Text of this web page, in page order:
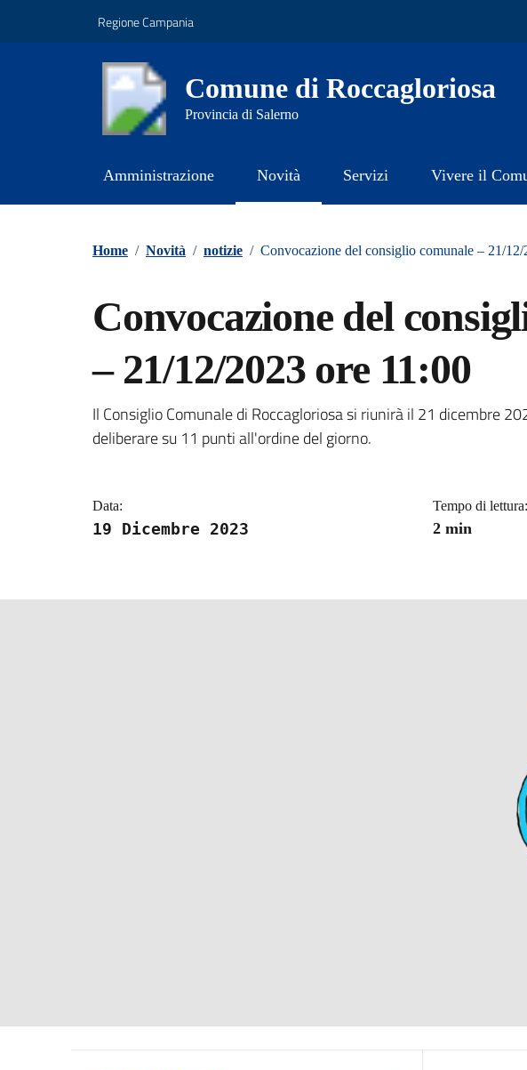
Regione Campania
Comune di Roccagloriosa
Provincia di Salerno
Amministrazione Novità Servizi Vivere il
Home / Novità / notizie / Convocazione del consiglio comunale – 21/12/
Convocazione del
– 21/12/2023 ore 11:00
Dettagli della notizia
Il Consiglio Comunale di Roccagloriosa si riunirà il 21 dicembre
deliberare su 11 punti all'ordine del giorno.
Data:
19 Dicembre 2023
Tempo di lettura:
2 min